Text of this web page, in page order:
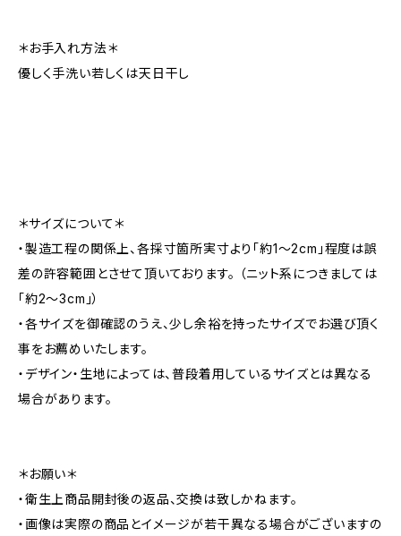
＊お手入れ方法＊
優しく手洗い若しくは天日干し
＊サイズについて＊
・製造工程の関係上、各採寸箇所実寸より「約1～2cm」程度は誤
差の許容範囲とさせて頂いております。 （ニット系につきましては
「約2～3cm」）
・各サイズを御確認のうえ、少し余裕を持ったサイズでお選び頂く
事をお薦めいたします。
・デザイン・生地によっては、普段着用しているサイズとは異なる
場合があります。
＊お願い＊
・衛生上商品開封後の返品、交換は致しかねます。
・画像は実際の商品とイメージが若干異なる場合がございますの